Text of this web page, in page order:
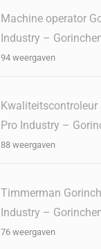
Machine operator
Industry –
94 weergaven
Kwaliteitscontroleur
Pro Industry –
88 weergaven
Timmerman
Industry –
76 weergaven